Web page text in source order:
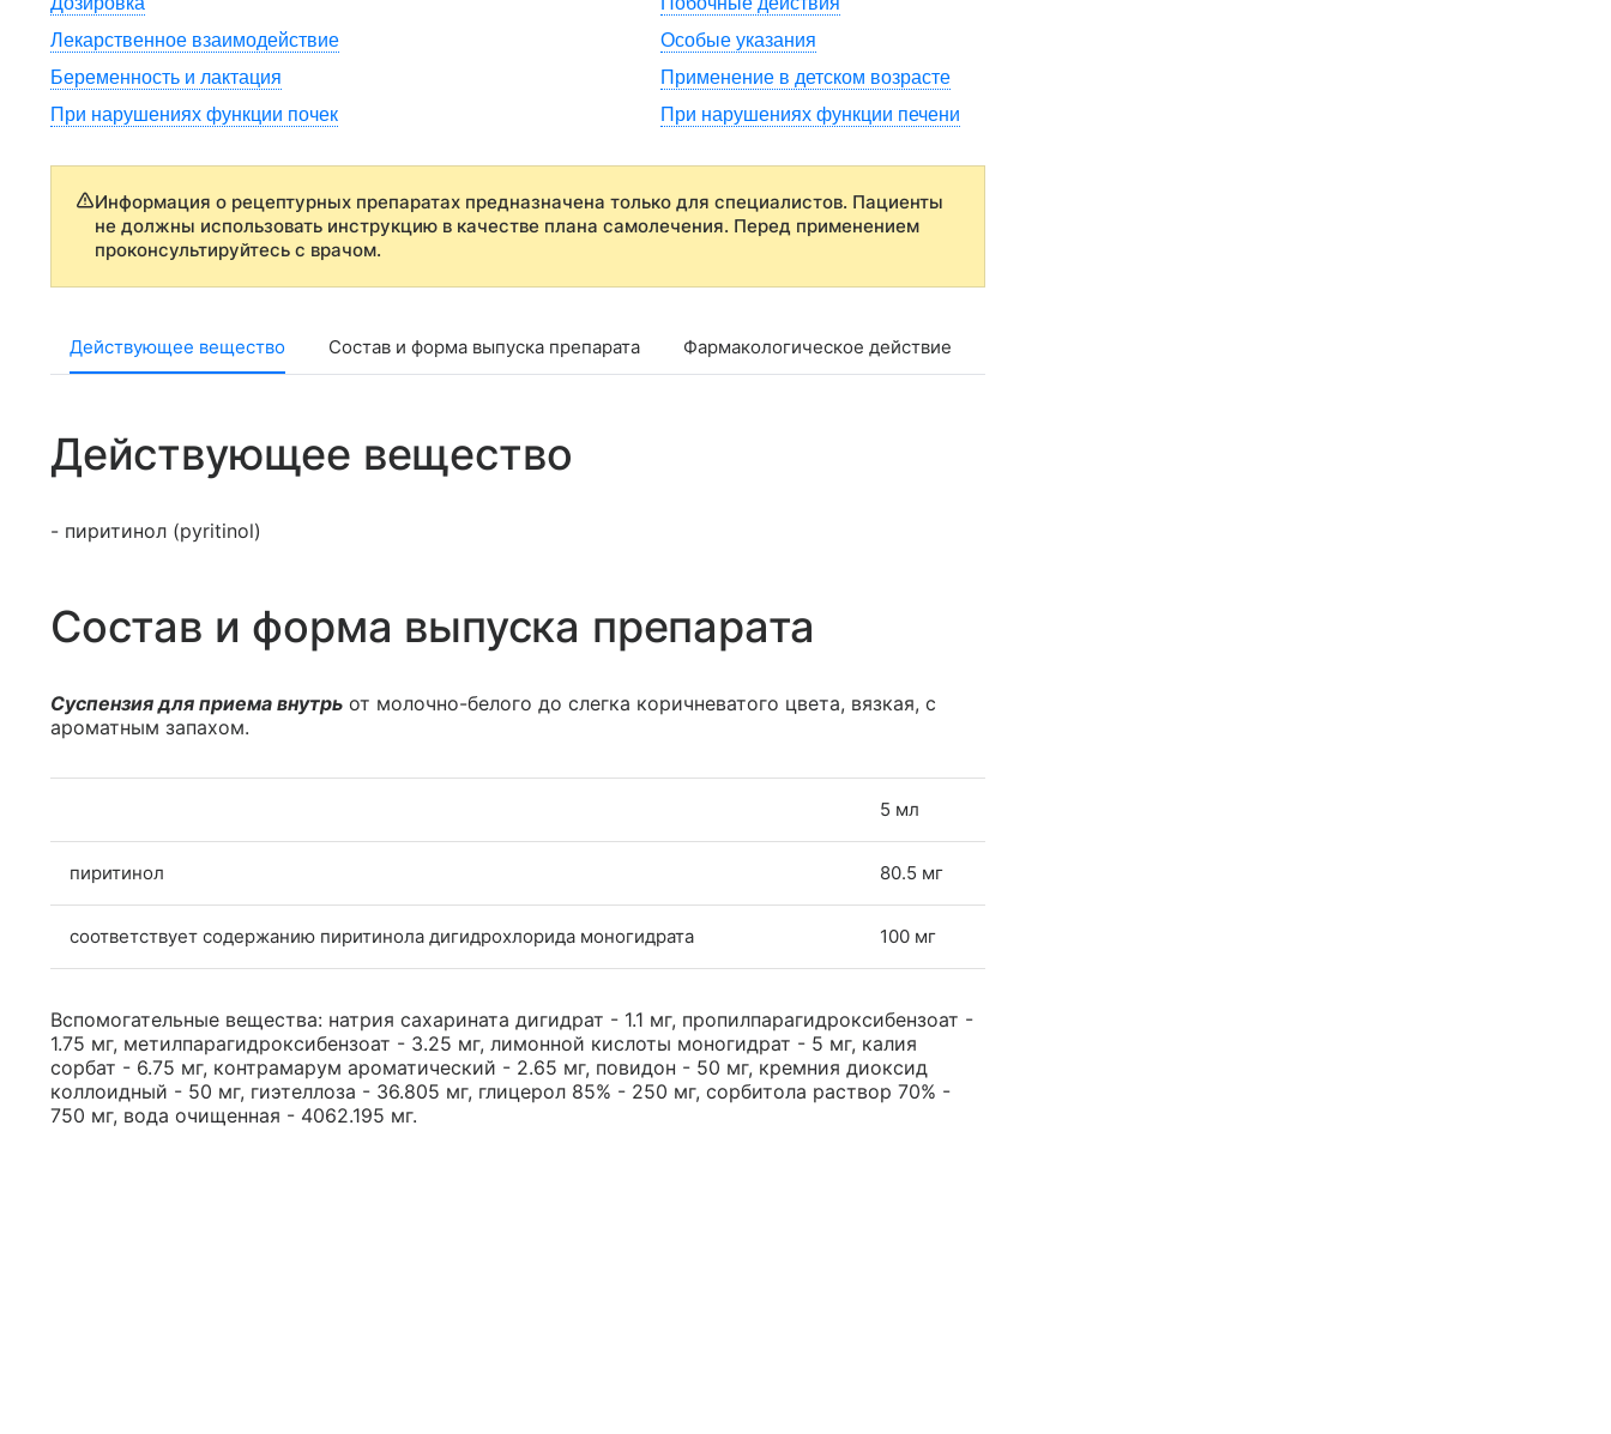
Лекарственное взаимодействие
Особые указания
Беременность и лактация
Применение в детском возрасте
При нарушениях функции почек
При нарушениях функции печени
Информация о рецептурных препаратах предназначена только для специалистов. Пациенты
не должны использовать инструкцию в качестве плана самолечения. Перед применением
проконсультируйтесь с врачом.
Действующее вещество Состав и форма выпуска препарата Фармакологическое действие
Действующее вещество
- пиритинол (pyritinol)
Состав и форма выпуска препарата
Суспензия для приема внутрь от молочно-белого до слегка коричневатого цвета, вязкая, с
ароматным запахом.
5 мл
пиритинол 80.5 мг
соответствует содержанию пиритинола дигидрохлорида моногидрата 100 мг
Вспомогательные вещества: натрия сахарината дигидрат - 1.1 мг, пропилпарагидроксибензоат -
1.75 мг, метилпарагидроксибензоат - 3.25 мг, лимонной кислоты моногидрат - 5 мг, калия
сорбат - 6.75 мг, контрамарум ароматический - 2.65 мг, повидон - 50 мг, кремния диоксид
коллоидный - 50 мг, гиэтеллоза - 36.805 мг, глицерол 85% - 250 мг, сорбитола раствор 70% -
750 мг, вода очищенная - 4062.195 мг.